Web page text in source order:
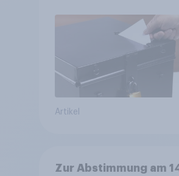
Artikel
Zur Abstimmung am